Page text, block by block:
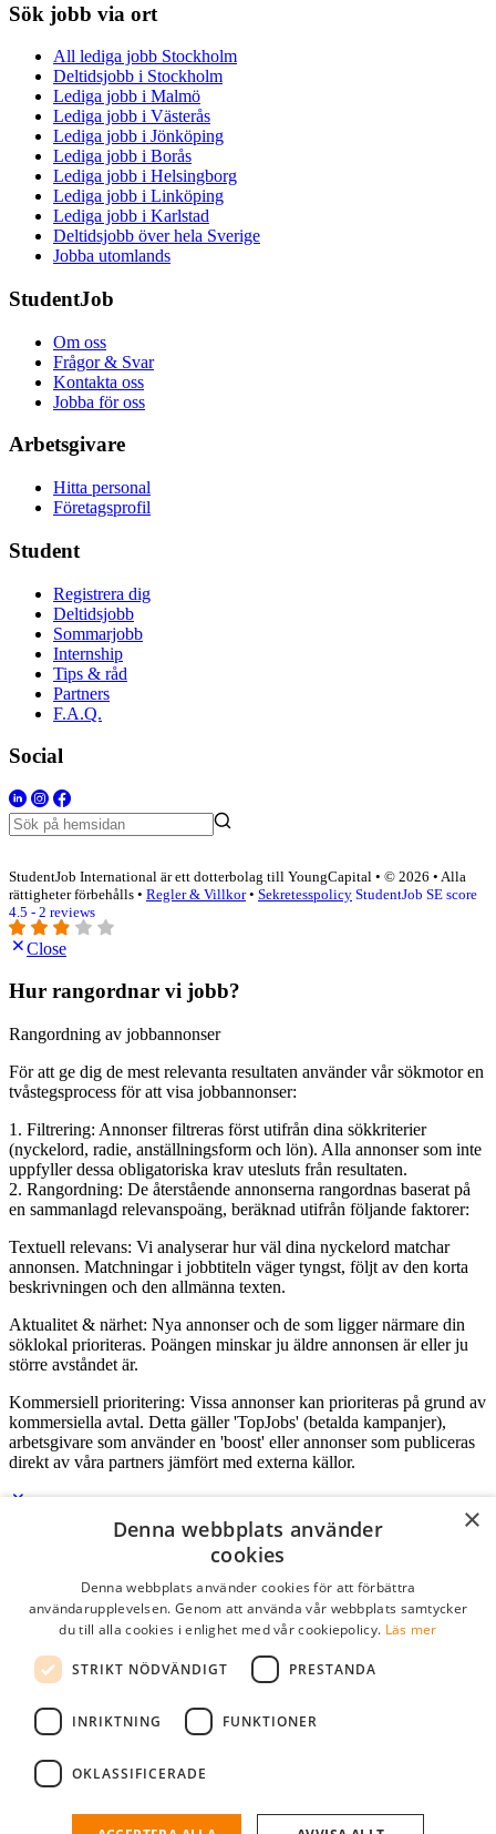
Sök jobb via ort
All lediga jobb Stockholm
Deltidsjobb i Stockholm
Lediga jobb i Malmö
Lediga jobb i Västerås
Lediga jobb i Jönköping
Lediga jobb i Borås
Lediga jobb i Helsingborg
Lediga jobb i Linköping
Lediga jobb i Karlstad
Deltidsjobb över hela Sverige
Jobba utomlands
StudentJob
Om oss
Frågor & Svar
Kontakta oss
Jobba för oss
Arbetsgivare
Hitta personal
Företagsprofil
Student
Registrera dig
Deltidsjobb
Sommarjobb
Internship
Tips & råd
Partners
F.A.Q.
Social
StudentJob International är ett dotterbolag till YoungCapital • © 2026 • Alla
rättigheter förbehålls • Regler & Villkor• Sekretesspolicy StudentJob SE score
4.5 - 2 reviews
Close
Hur rangordnar vi jobb?
Rangordning av jobbannonser
För att ge dig de mest relevanta resultaten använder vår sökmotor en
tvåstegsprocess för att visa jobbannonser:
1. Filtrering: Annonser filtreras först utifrån dina sökkriterier
(nyckelord, radie, anställningsform och lön). Alla annonser som inte
uppfyller dessa obligatoriska krav utesluts från resultaten.
2. Rangordning: De återstående annonserna rangordnas baserat på
en sammanlagd relevanspoäng, beräknad utifrån följande faktorer:
Textuell relevans: Vi analyserar hur väl dina nyckelord matchar
annonsen. Matchningar i jobbtiteln väger tyngst, följt av den korta
beskrivningen och den allmänna texten.
Aktualitet & närhet: Nya annonser och de som ligger närmare din
söklokal prioriteras. Poängen minskar ju äldre annonsen är eller ju
större avståndet är.
Kommersiell prioritering: Vissa annonser kan prioriteras på grund av
kommersiella avtal. Detta gäller 'TopJobs' (betalda kampanjer),
arbetsgivare som använder en 'boost' eller annonser som publiceras
direkt av våra partners jämfört med externa källor.
Logga in som företag
Lösenord
kom ihåg mig
logga in
Kostnadsfri företagsprofil
och söka efter passande kandidater till ditt företag.
×
Denna webbplats använder
cookies
Denna webbplats använder cookies för att förbättra
användarupplevelsen. Genom att använda vår webbplats samtycker
du till alla cookies i enlighet med vår cookiepolicy. Läs mer
STRIKT NÖDVÄNDIGT PRESTANDA
INRIKTNING FUNKTIONER
OKLASSIFICERADE